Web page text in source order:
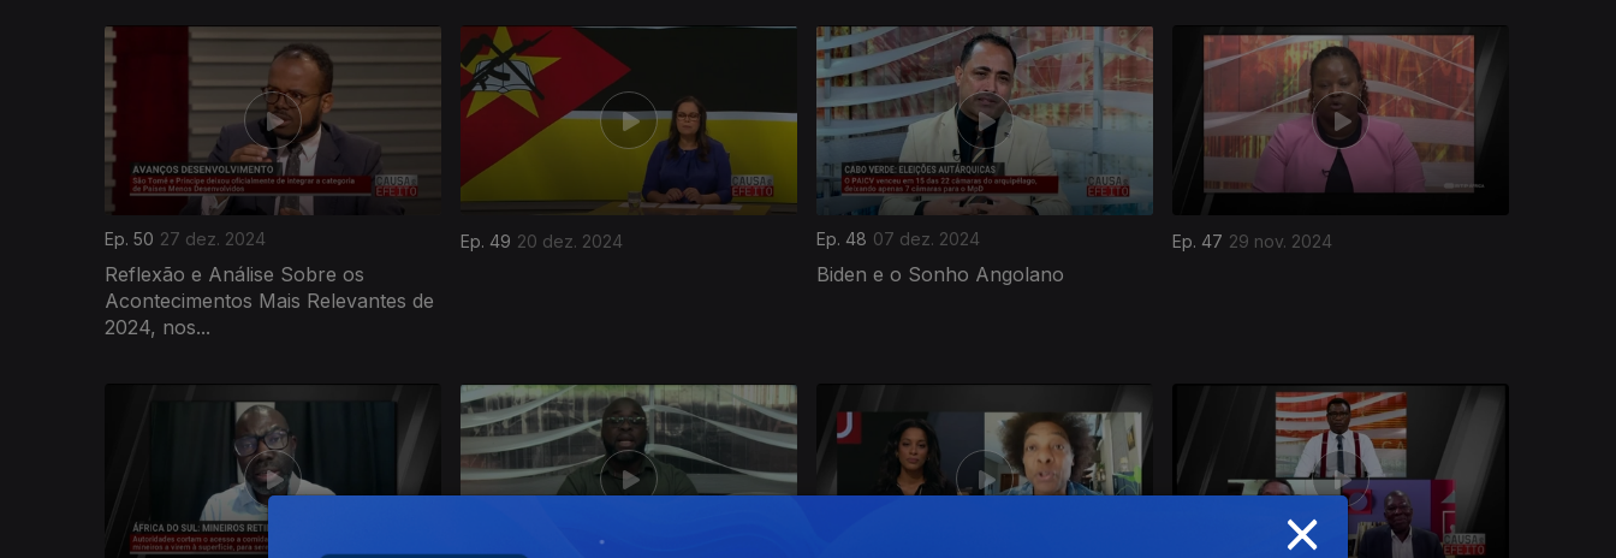
Ep. 50 27 dez. 2024
Reflexão e Análise Sobre os
Acontecimentos Mais Relevantes de
2024, nos...
Ep. 49 20 dez. 2024 Ep. 48 07 dez. 2024
Biden e o Sonho Angolano
Ep. 47 29 nov. 2024
×